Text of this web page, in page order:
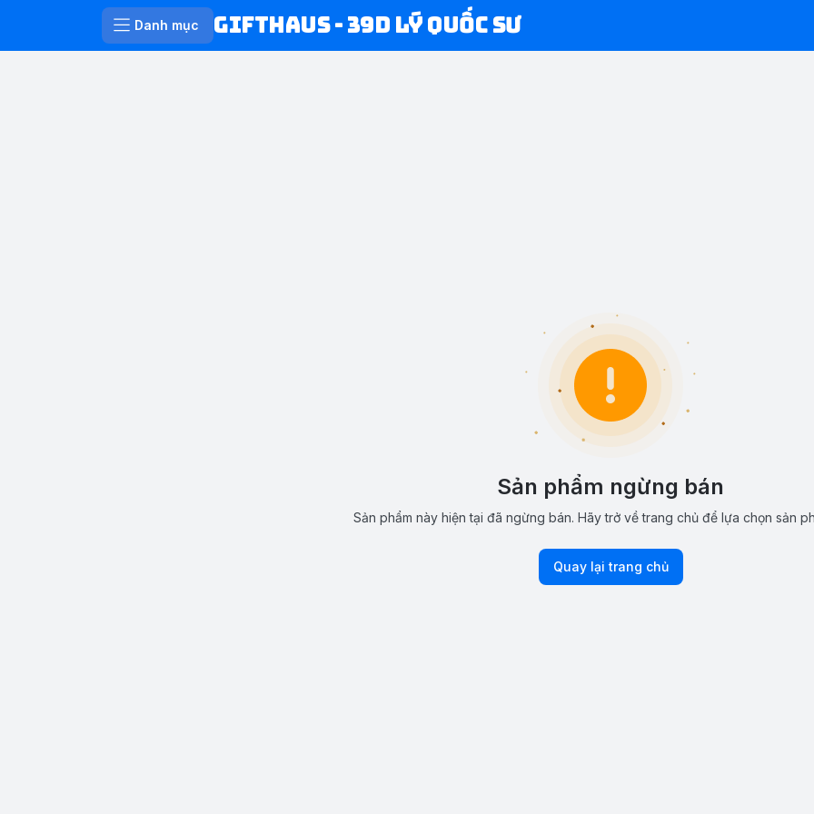
Danh mục Gifthaus - 39D Lý Quốc Sư
Sản phẩm ngừng bán
Sản phẩm này hiện tại đã ngừng bán. Hãy trở về trang chủ để lựa chọn sản
Quay lại trang chủ